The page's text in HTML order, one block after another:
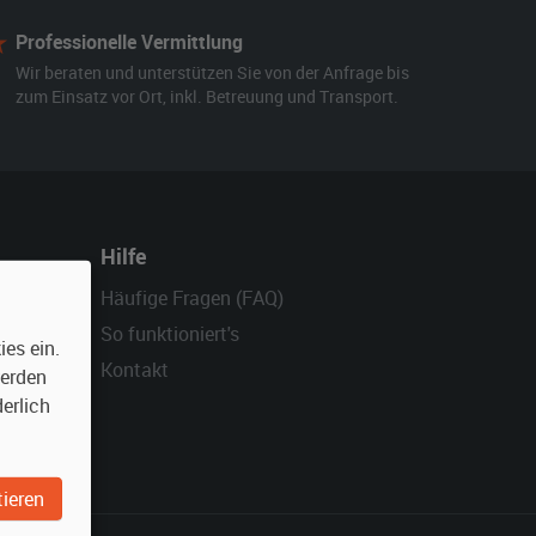
Professionelle Vermittlung
Wir beraten und unterstützen Sie von der Anfrage bis
zum Einsatz vor Ort, inkl. Betreuung und Transport.
Hilfe
Häufige Fragen (FAQ)
So funktioniert's
Kontakt
ein.